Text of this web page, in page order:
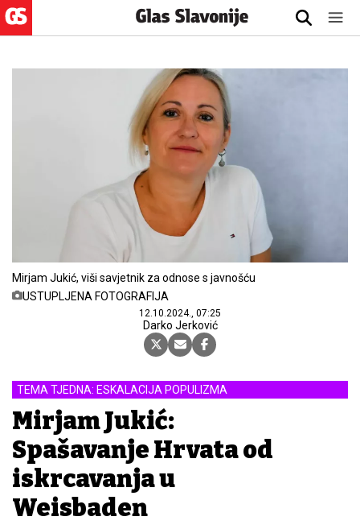
Mirjam Jukić, viši savjetnik za odnose s javnošću
USTUPLJENA FOTOGRAFIJA
12.10.2024., 07:25
Darko Jerković
TEMA TJEDNA: ESKALACIJA POPULIZMA
Mirjam Jukić:
Spašavanje Hrvata od
iskrcavanja u
Weisbaden